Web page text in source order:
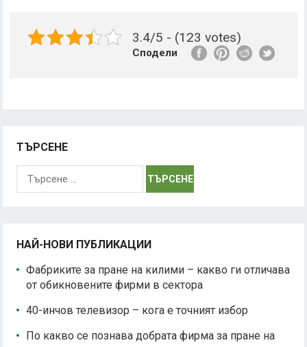
3.4/5 - (123 votes)
Сподели
ТЪРСЕНЕ
Търсене
НАЙ-НОВИ ПУБЛИКАЦИИ
Фабриките за пране на килими – какво ги отличава
от обикновените фирми в сектора
40-инчов телевизор – кога е точният избор
По какво се познава добрата фирма за пране на